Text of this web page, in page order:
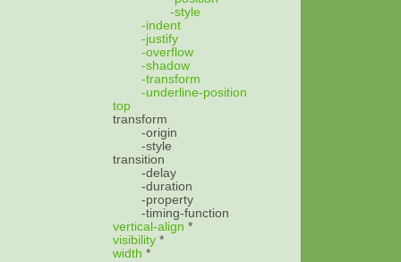
-style
-indent
-justify
-overflow
-shadow
-transform
-underline-position
top
transform
-origin
-style
transition
-delay
-duration
-property
-timing-function
vertical-align *
visibility *
width *